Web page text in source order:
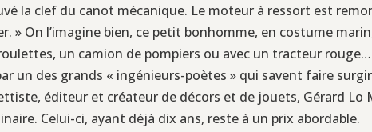
la clef du canot mécanique. Le moteur à ressort est
» On l’imagine bien, ce petit bonhomme, en costume
un camion de pompiers ou avec un tracteur
un des grands « ingénieurs-poètes » qui savent faire
éditeur et créateur de décors et de jouets, Gérard
Celui-ci, ayant déjà dix ans, reste à un prix abordable.